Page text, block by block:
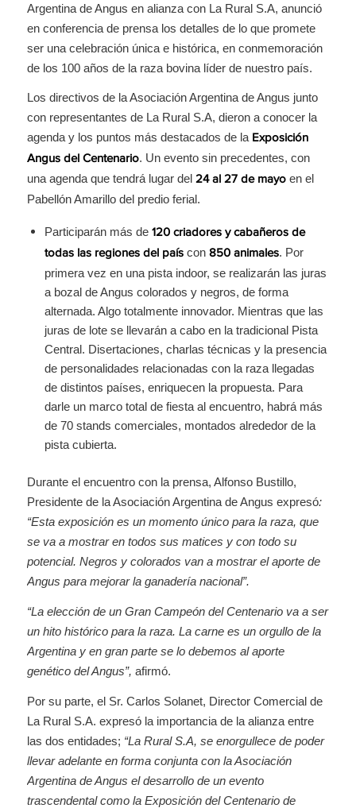
Argentina de Angus en alianza con La Rural S.A, anunció
en conferencia de prensa los detalles de lo que promete
ser una celebración única e histórica, en conmemoración
de los 100 años de la raza bovina líder de nuestro país.
Los directivos de la Asociación Argentina de Angus junto
con representantes de La Rural S.A, dieron a conocer la
agenda y los puntos más destacados de laExposición
Angus del Centenario. Un evento sin precedentes, con
una agenda que tendrá lugar del 24 al 27 de mayo en el
Pabellón Amarillo del predio ferial.
Participarán más de 120 criadores y cabañeros de
todas las regiones del paíscon 850 animales. Por
primera vez en una pista indoor, se realizarán las juras
a bozal de Angus colorados y negros, de forma
alternada. Algo totalmente innovador. Mientras que las
juras de lote se llevarán a cabo en la tradicional Pista
Central. Disertaciones, charlas técnicas y la presencia
de personalidades relacionadas con la raza llegadas
de distintos países, enriquecen la propuesta. Para
darle un marco total de fiesta al encuentro, habrá más
de 70 stands comerciales, montados alrededor de la
pista cubierta.
Durante el encuentro con la prensa, Alfonso Bustillo,
Presidente de la Asociación Argentina de Angus expresó:
“Esta exposición es un momento único para la raza, que
se va a mostrar en todos sus matices y con todo su
potencial. Negros y colorados van a mostrar el aporte de
Angus para mejorar la ganadería nacional”.
“La elección de un Gran Campeón del Centenario va a ser
un hito histórico para la raza. La carne es un orgullo de la
Argentina y en gran parte se lo debemos al aporte
genético del Angus”, afirmó.
Por su parte, el Sr. Carlos Solanet, Director Comercial de
La Rural S.A. expresó la importancia de la alianza entre
las dos entidades; “La Rural S.A, se enorgullece de poder
llevar adelante en forma conjunta con la Asociación
Argentina de Angus el desarrollo de un evento
trascendental como la Exposición del Centenario de